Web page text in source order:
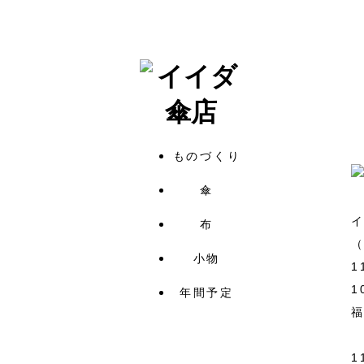
ものづくり
傘
布
小物
年間予定